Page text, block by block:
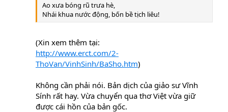
Ao xưa bóng rũ trưa hè,
Nhái khua nước động, bốn bề tịch liêu!
(Xin xem thêm tại:
http://www.erct.com/2-
ThoVan/VinhSinh/BaSho.htm)
Không cần phải nói. Bản dịch của giảo sư Vĩnh
Sính rất hay. Vừa chuyển qua thơ Việt vừa giữ
được cái hồn của bản gốc.